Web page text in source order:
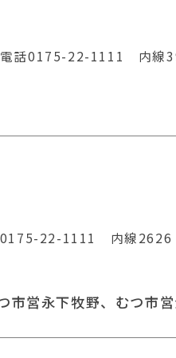
話0175-22-1111 内線
22-1111 内線2626
市営永下牧野、むつ市